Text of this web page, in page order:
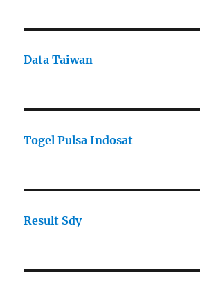
Data Taiwan
Togel Pulsa Indosat
Result Sdy